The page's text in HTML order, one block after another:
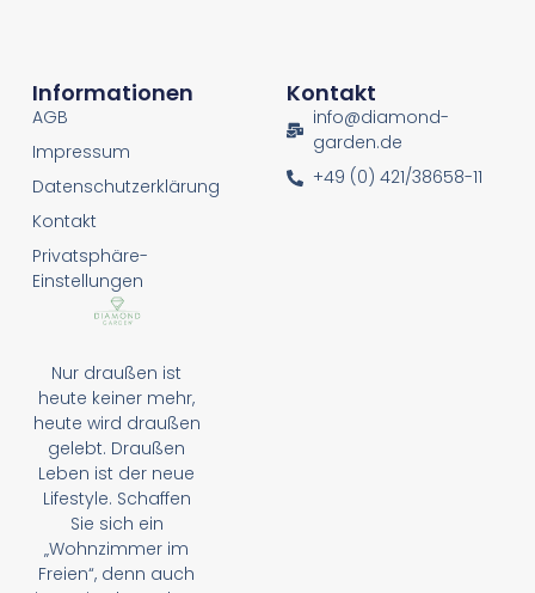
Nur draußen ist
heute keiner mehr,
heute wird draußen
gelebt. Draußen
Leben ist der neue
Lifestyle. Schaffen
Sie sich ein
„Wohnzimmer im
Freien“, denn auch
Informationen
AGB
Impressum
Datenschutzerklärung
Kontakt
Privatsphäre-
Einstellungen
Kontakt
info@diamond-
garden.de
+49 (0) 421/38658-11